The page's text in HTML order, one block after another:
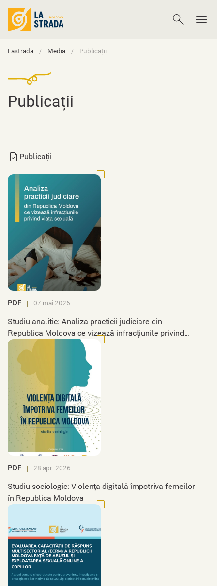
Lastrada Media Publicații
Publicații
Publicații
PDF 07 mai 2026
Studiu analitic: Analiza practicii judiciare din
Republica Moldova ce vizează infracțiunile privind
viața sexuală
PDF 28 apr. 2026
Studiu sociologic: Violența digitală împotriva femeilor
în Republica Moldova